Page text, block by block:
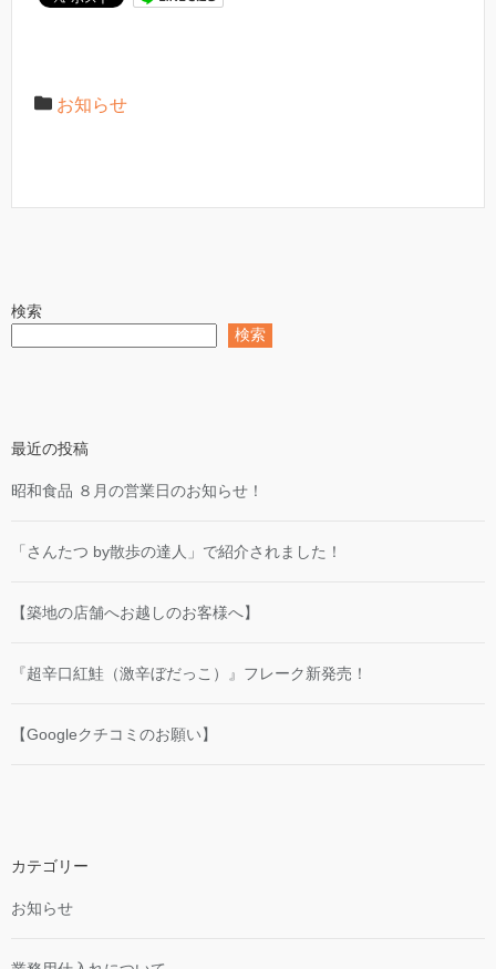
お知らせ
検索
検索
最近の投稿
昭和食品 ８月の営業日のお知らせ！
「さんたつ by散歩の達人」で紹介されました！
【築地の店舗へお越しのお客様へ】
『超辛口紅鮭（激辛ぼだっこ）』フレーク新発売！
【Googleクチコミのお願い】
カテゴリー
お知らせ